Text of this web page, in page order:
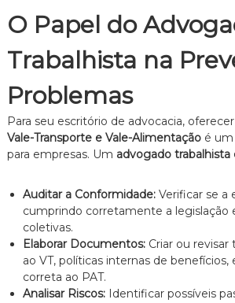
O Papel do
Trabalhista na
Problemas
Para seu escritório de advocacia,
Vale-Transporte e Vale-Alimentaçãoé um
para empresas. Um advogado trabalhista
Auditar a Conformidade:Verificar se a
cumprindo corretamente a legislação
coletivas.
Elaborar Documentos:Criar ou revisar
ao VT, políticas internas de benefícios,
correta ao PAT.
Analisar Riscos:Identificar possíveis